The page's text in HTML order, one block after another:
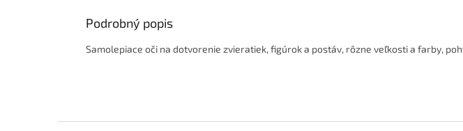
Podrobný popis
Samolepiace oči na dotvorenie zvieratiek, figúrok a postáv, rôzne veľkosti a farby,